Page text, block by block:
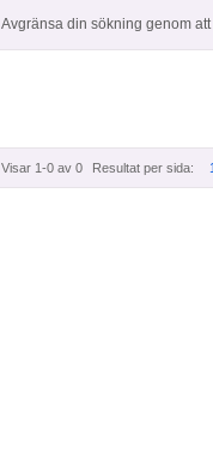
Avgränsa din sökning genom
Visar 1-0 av 0 Resultat per sida: